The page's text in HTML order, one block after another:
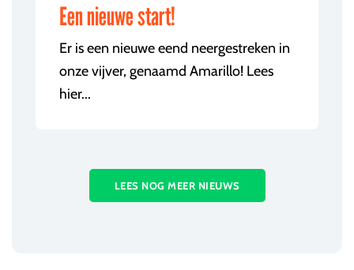
Een nieuwe start!
Er is een nieuwe eend neergestreken in
onze vijver, genaamd Amarillo! Lees
hier...
LEES NOG MEER NIEUWS